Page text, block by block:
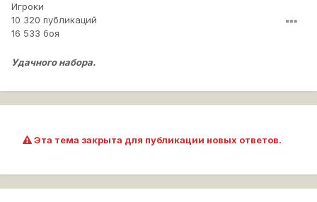
Игроки
10 320 публикаций
16 533 боя
Удачного набора.
Эта тема закрыта для публикации новых ответов.